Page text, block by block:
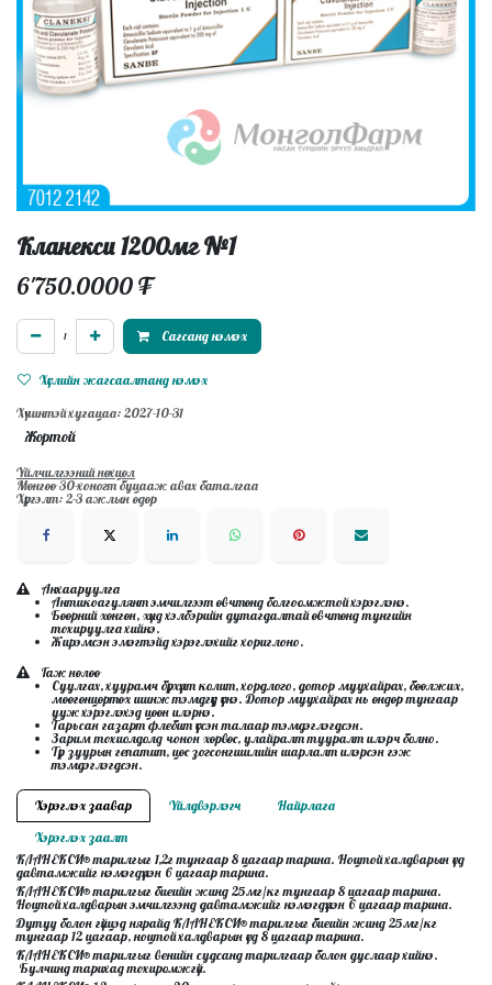
Кланекси 1200мг №1
6'750.0000₮
Сагсанд нэмэх
Хүслийн жагсаалтанд нэмэх
Хүчинтэй хугацаа: 2027-10-31
Жортой
Үйлчилгээний нөхцөл
Мөнгөө 30-хоногт буцааж авах баталгаа
Хүргэлт: 2-3 ажлын өдөр
Анхааруулга
Антикоагулянт эмчилгээт өвчтөнд болгоомжтой хэрэглэнэ.
Бөөрний хөнгөн, хүнд хэлбэрийн дутагдалтай өвчтөнд тунгийн
тохируулга хийнэ.
Жирэмсэн эмэгтэйд хэрэглэхийг хориглоно.
Гаж нөлөө
Суулгах, хуурамч бүрхүүлт колит, хордлого, дотор муухайрах, бөөлжих,
мөөгөнцөртөх шинж тэмдгүүд үүснэ. Дотор муухайрах нь өндөр тунгаар
ууж хэрэглэхэд цөөн илэрнэ.
Тарьсан газарт флебит үүссэн талаар тэмдэглэгдсэн.
Зарим тохиолдолд чонон хөрвөс, улайралт тууралт илэрч болно.
Түр зуурын гепатит, цөс зогсонгшилийн шарлалт илэрсэн гэж
тэмдэглэгдсэн.
Хэрэглэх заавар Үйлдвэрлэгч
Найрлага
Хэрэглэх заалт
КЛАНЕКСИ® тарилгыг 1,2г тунгаар 8 цагаар тарина. Ноцтой халдварын үед
давтамжийг нэмэгдүүлэн 6 цагаар тарина.
КЛАНЕКСИ® тарилгыг биеийн жинд 25мг/кг тунгаар 8 цагаар тарина.
Ноцтой халдварын эмчилгээнд давтамжийг нэмэгдүүлэн 6 цагаар тарина.
Дутуу болон гүйцэд нярайд КЛАНЕКСИ® тарилгыг биеийн жинд 25мг/кг
тунгаар 12 цагаар, ноцтой халдварын үед 8 цагаар тарина.
КЛАНЕКСИ® тарилгыг венийн судсанд тарилгаар болон дуслаар хийнэ.
Булчинд тарихад тохиромжгүй.